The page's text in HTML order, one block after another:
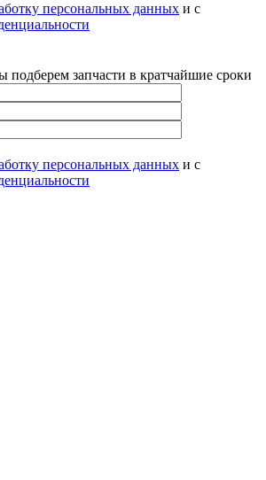
персональных данных и с
подберем запчасти в кратчайшие сроки
персональных данных и с